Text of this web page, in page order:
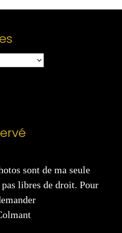
sont de ma seule
libres de droit. Pour